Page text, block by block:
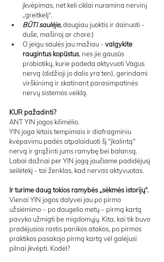
įkvėpimas, net keli ciklai nuramina nervinį
„greitkelį“.
BŪTI saulėje, daugiau juoktis ir dainuoti -
duše, mašinoj ar chore:)
O jeigu saulės jau mažiau - valgykite
raugintus kopūstus, nes jie gausūs
probiotikų, kurie padeda aktyvuoti Vagus
nervą (didžioji jo dalis yra ten), gerindami
virškinimą ir skatinant parasimpatinės
nervų sistemos veiklą.
KUR pažadinti?
ANT YIN jogos kilimėlio.
YIN joga lėtais tempimais ir diafragminiu
kvėpavimu padės atpalaiduoti šį "įkalintą"
nervą ir grąžinti jums ramybę bei balansą.
Labai dažnai per YIN jogą jaučiame padidėjusį
seilėtekį - tai ženklas, kad nervas aktyvuotas.
Ir turime daug tokios ramybės „sėkmės istorijų“.
Vienai YIN jogos dalyvei jau po pirmo
užsiėmimo – po daugelio metų – pirmą kartą
pavyko užmigti be migdomųjų. Kita, kai tik buvo
pradėjusios rastis panikos atakos, po pirmos
praktikos pasakojo pirmą kartą vėl galėjusi
pilnai įkvėpti. Kodėl?